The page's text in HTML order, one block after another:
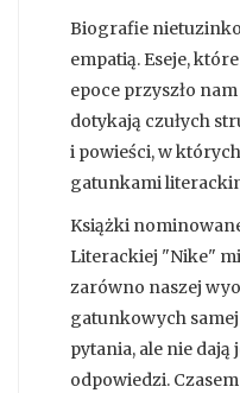
Biografie
empatią. Eseje,
epoce przyszło
dotykają czułych
i powieści, w
gatunkami
Książki
Literackiej "Nike"
zarówno naszej
gatunkowych
pytania, ale nie
odpowiedzi.